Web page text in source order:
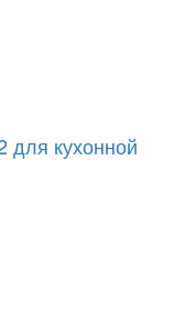
для кухонной